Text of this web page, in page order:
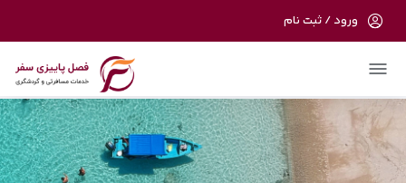
ورود / ثبت نام
در حال حاضر ارتباط با سرور قطع می باشد
لطفا دقایقی بعد مجددا تلاش کنید.